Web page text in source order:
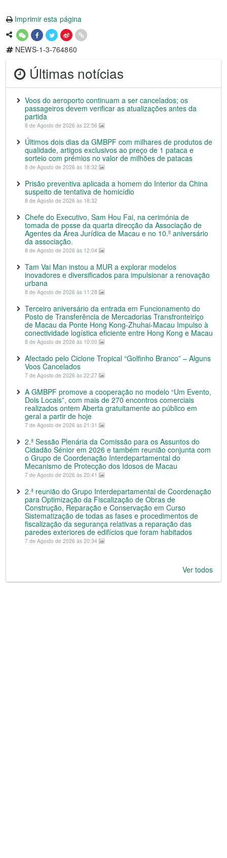
Imprimir esta página
NEWS-1-3-764860
Últimas notícias
Voos do aeroporto continuam a ser cancelados; os
passageiros devem verificar as atualizações antes da
partida
8 de Agosto de 2026 às 22:56
Últimos dois dias da GMBPF com milhares de produtos de
qualidade, artigos exclusivos ao preço de 1 pataca e
sorteio com prémios no valor de milhões de patacas
8 de Agosto de 2026 às 18:32
Prisão preventiva aplicada a homem do Interior da China
suspeito de tentativa de homicídio
8 de Agosto de 2026 às 18:32
Chefe do Executivo, Sam Hou Fai, na cerimónia de
tomada de posse da quarta direcção da Associação de
Agentes da Área Jurídica de Macau e no 10.º aniversário
da associação.
8 de Agosto de 2026 às 12:04
Tam Vai Man instou a MUR a explorar modelos
inovadores e diversificados para impulsionar a renovação
urbana
8 de Agosto de 2026 às 11:28
Terceiro aniversário da entrada em Funcionamento do
Posto de Transferência de Mercadorias Transfronteiriço
de Macau da Ponte Hong Kong-Zhuhai-Macau Impulso à
conectividade logística eficiente entre Hong Kong e Macau
8 de Agosto de 2026 às 10:00
Afectado pelo Ciclone Tropical “Golfinho Branco” – Alguns
Voos Cancelados
7 de Agosto de 2026 às 22:27
A GMBPF promove a cooperação no modelo “Um Evento,
Dois Locais”, com mais de 270 encontros comerciais
realizados ontem Aberta gratuitamente ao público em
geral a partir de hoje
7 de Agosto de 2026 às 21:31
2.ª Sessão Plenária da Comissão para os Assuntos do
Cidadão Sénior em 2026 e também reunião conjunta com
o Grupo de Coordenação Interdepartamental do
Mecanismo de Protecção dos Idosos de Macau
7 de Agosto de 2026 às 20:41
2.ª reunião do Grupo Interdepartamental de Coordenação
para Optimização da Fiscalização de Obras de
Construção, Reparação e Conservação em Curso
Sistematização de todas as fases e procedimentos de
fiscalização da segurança relativas a reparação das
paredes exteriores de edifícios que foram habitados
7 de Agosto de 2026 às 20:34
Ver todos